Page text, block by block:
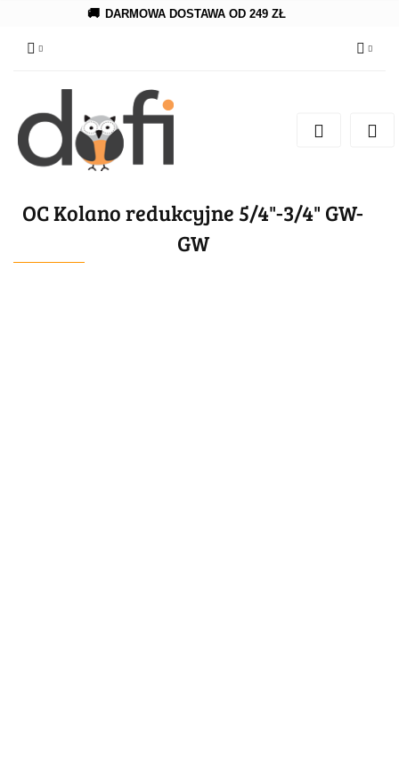
🚚 DARMOWA DOSTAWA OD 249 ZŁ
Zarejestruj się
OC Kolano redukcyjne 5/4"-3/4" GW-
GW